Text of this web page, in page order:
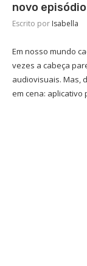
novo
Escrito por Isabella
Em nosso mundo
vezes a cabeça
audiovisuais. Mas,
em cena: aplicativo